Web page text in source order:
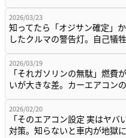
2026/03/23
知ってたら「オジサン確定」
したクルマの警告灯。自己犠
2026/03/19
「それガソリンの無駄」燃費
いが大きな差。カーエアコン
2026/02/20
「そのエアコン設定 実はヤ
対策。知らないと車内が地獄